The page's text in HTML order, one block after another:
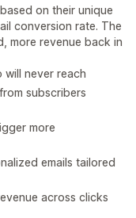
on their unique
conversion rate. The
more revenue back in
will never reach
subscribers
more
emails tailored
across clicks